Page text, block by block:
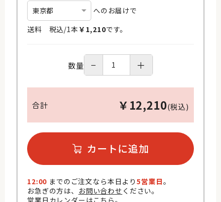
へのお届けで
送料 税込/1本 ￥ 1,210です。
数量 − ＋
合計 ￥ 12,210(税込)
カートに追加
12:00 までのご注文なら本日より5営業日。
お急ぎの方は、 お問い合わせ ください。